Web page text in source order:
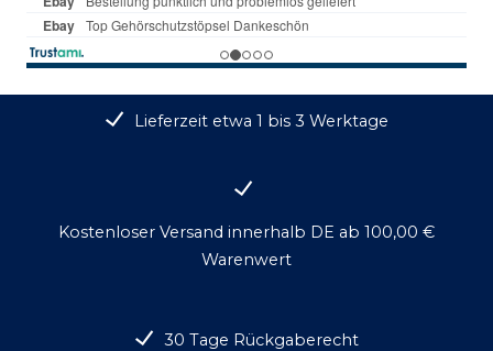
Lieferzeit etwa 1 bis 3 Werktage
Kostenloser Versand innerhalb DE ab 100,00 €
Warenwert
30 Tage Rückgaberecht